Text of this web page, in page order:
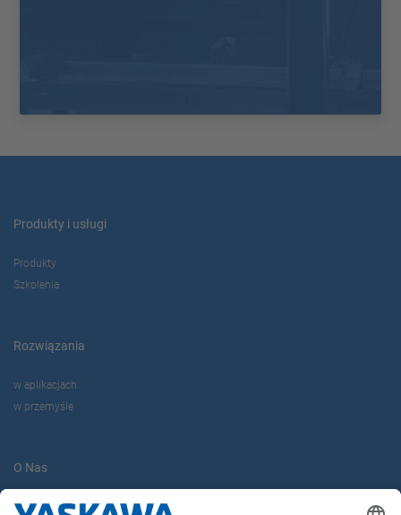
Produkty i usługi
Produkty
Szkolenia
Rozwiązania
w aplikacjach
w przemyśle
O Nas
Yaskawa Europe Gmbh